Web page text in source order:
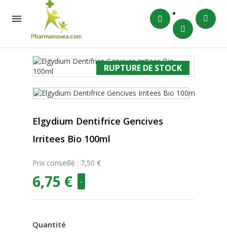

-10%
RUPTURE DE STOCK
Elgydium Dentifrice Gencives
Irritees Bio 100ml
Prix conseillé : 7,50 €
6,75 € -
Quantité